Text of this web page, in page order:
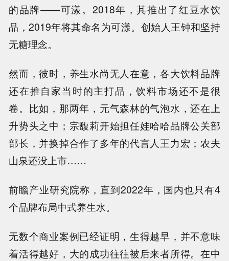
的品牌——可漾。2018年，其推出了红豆水饮
品，2019年将其命名为可漾。创始人王钟和坚持
无糖理念。
然而，彼时，养生水尚无人在意，各大饮料品牌
还在推自家当时的主打品，饮料市场还不是很
卷。比如，那两年，元气森林的气泡水，还在上
升势头之中；宗馥莉开始担任娃哈哈品牌公关部
部长，并换掉合作了多年的代言人王力宏；农夫
山泉还没上市……
前瞻产业研究院称，直到2022年，国内也只有4
个品牌布局中式养生水。
无数个商业案例已经证明，生得越早，并不意味
着活得越好，大的成功往往被后来者所得。在中